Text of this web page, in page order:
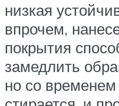
низкая
впрочем,
покрытия
замедлить
но со